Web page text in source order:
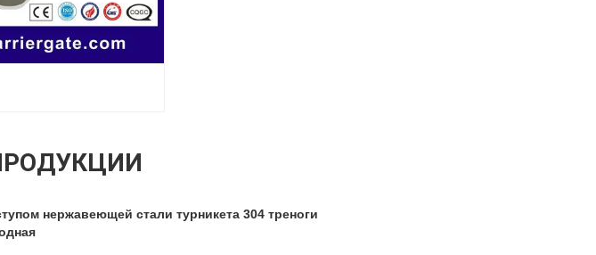
нержавеющей стали турникета 304 треноги